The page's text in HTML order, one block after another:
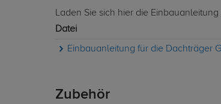
Laden Sie sich hier die
Datei
Einbauanleitung für die Dachträger
Zubehör